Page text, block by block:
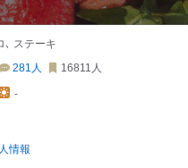
､ ステーキ
281 人 16811 人
-
情報